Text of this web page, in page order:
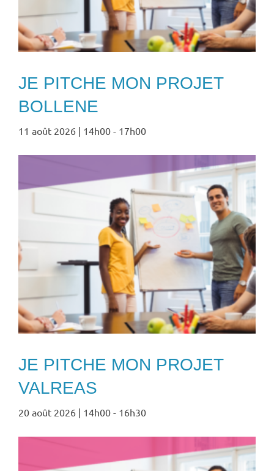
JE PITCHE MON PROJET
BOLLENE
11 août 2026 | 14h00 - 17h00
JE PITCHE MON PROJET
VALREAS
20 août 2026 | 14h00 - 16h30